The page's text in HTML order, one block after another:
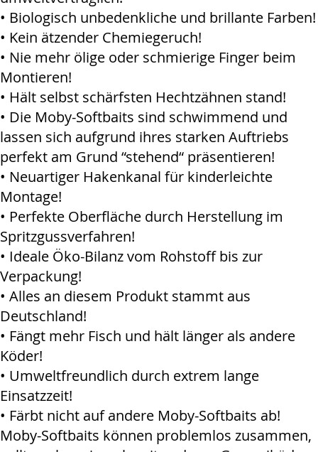
• Biologisch unbedenkliche und brillante Farben!
• Kein ätzender Chemiegeruch!
• Nie mehr ölige oder schmierige Finger beim
Montieren!
• Hält selbst schärfsten Hechtzähnen stand!
• Die Moby-Softbaits sind schwimmend und
lassen sich aufgrund ihres starken Auftriebs
perfekt am Grund “stehend“ präsentieren!
• Neuartiger Hakenkanal für kinderleichte
Montage!
• Perfekte Oberfläche durch Herstellung im
Spritzgussverfahren!
• Ideale Öko-Bilanz vom Rohstoff bis zur
Verpackung!
• Alles an diesem Produkt stammt aus
Deutschland!
• Fängt mehr Fisch und hält länger als andere
Köder!
• Umweltfreundlich durch extrem lange
Einsatzzeit!
• Färbt nicht auf andere Moby-Softbaits ab!
Moby-Softbaits können problemlos zusammen,